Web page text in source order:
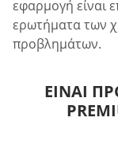
εφαρμογή είναι
ερωτήματα των
προβλημάτων.
ΕΊΝΑΙ